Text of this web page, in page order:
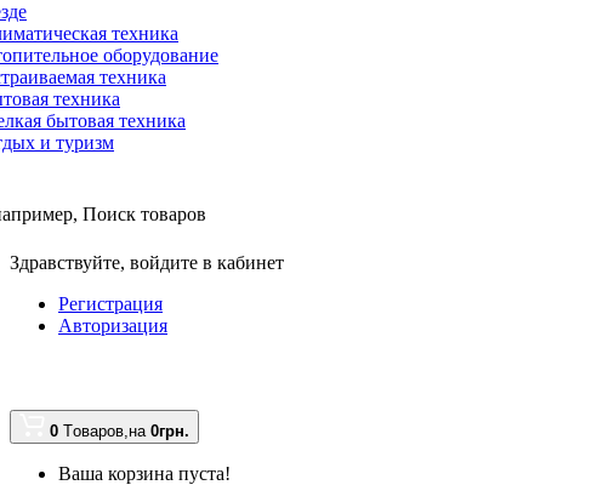
техника
оборудование
техника
техника
бытовая техника
и туризм
Поиск товаров
Здравствуйте, войдите в кабинет
Регистрация
Авторизация
0 Tоваров,на 0грн.
Ваша корзина пуста!